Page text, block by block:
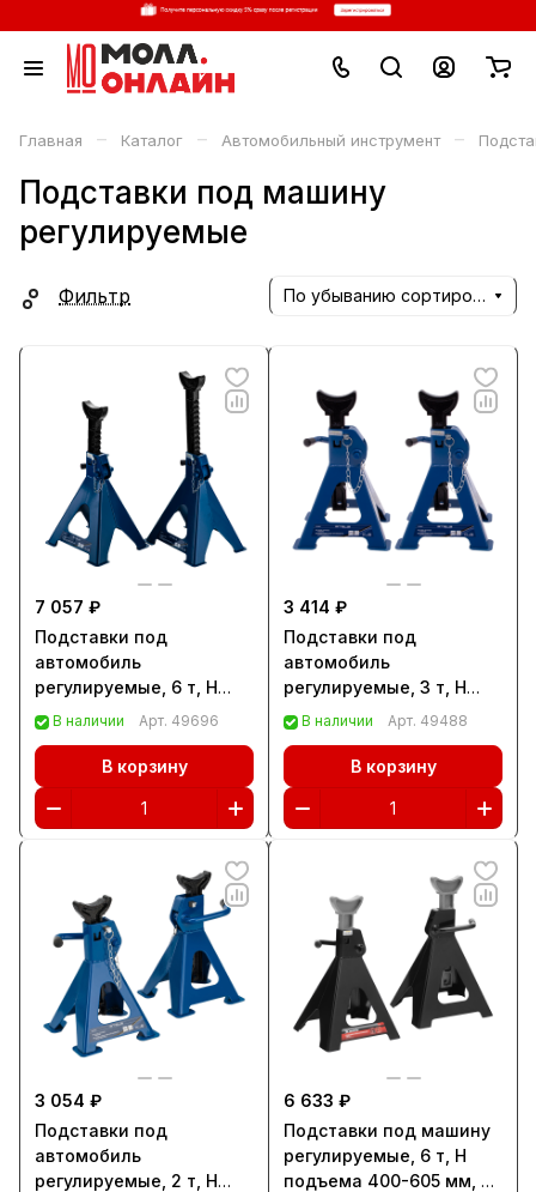
Главная – Каталог – Автомобильный инструмент –
Подставки под машину
регулируемые
Фильтр По убыванию сортировки
7 057 ₽
Подставки под
автомобиль
регулируемые, 6 т, H
подъема 415-605 мм, 2
В наличии Арт. 49696
В корзину
3 414 ₽
Подставки под
автомобиль
регулируемые, 3 т, H
подъема 280-430 мм, 2
В наличии Арт. 49488
В корзину
3 054 ₽
Подставки под
автомобиль
регулируемые, 2 т, H
6 633 ₽
Подставки под машину
регулируемые, 6 т, H
подъема 400-605 мм, 2